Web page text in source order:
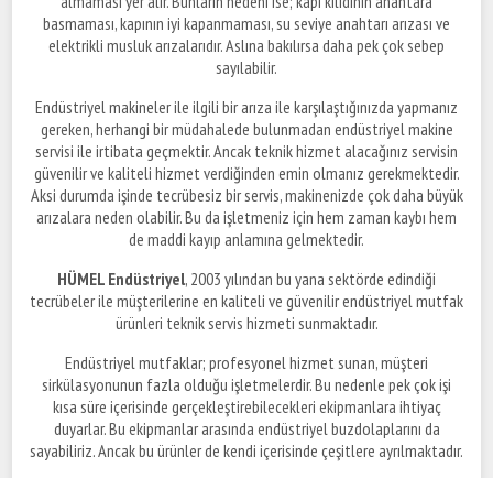
basmaması, kapının iyi kapanmaması, su seviye anahtarı arızası ve
elektrikli musluk arızalarıdır. Aslına bakılırsa daha pek çok sebep
sayılabilir.
Endüstriyel makineler ile ilgili bir arıza ile karşılaştığınızda yapmanız
gereken, herhangi bir müdahalede bulunmadan endüstriyel makine
servisi ile irtibata geçmektir. Ancak teknik hizmet alacağınız servisin
güvenilir ve kaliteli hizmet verdiğinden emin olmanız gerekmektedir.
Aksi durumda işinde tecrübesiz bir servis, makinenizde çok daha büyük
arızalara neden olabilir. Bu da işletmeniz için hem zaman kaybı hem
de maddi kayıp anlamına gelmektedir.
HÜMEL Endüstriyel, 2003 yılından bu yana sektörde edindiği
tecrübeler ile müşterilerine en kaliteli ve güvenilir endüstriyel mutfak
ürünleri teknik servis hizmeti sunmaktadır.
Endüstriyel mutfaklar; profesyonel hizmet sunan, müşteri
sirkülasyonunun fazla olduğu işletmelerdir. Bu nedenle pek çok işi
kısa süre içerisinde gerçekleştirebilecekleri ekipmanlara ihtiyaç
duyarlar. Bu ekipmanlar arasında endüstriyel buzdolaplarını da
sayabiliriz. Ancak bu ürünler de kendi içerisinde çeşitlere ayrılmaktadır.